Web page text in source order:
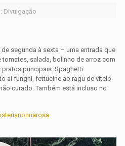
Divulgação
segunda à sexta – uma entrada que
salada, bolinho de arroz com
principais: Spaghetti
al funghi, fettucine ao ragu de vitelo
curado. Também está incluso no